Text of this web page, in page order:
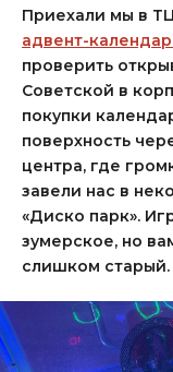
Приехали мы в
адвент-
проверить
Советской в
покупки
поверхность
центра, где
завели нас в
«Диско парк».
зумерское, но
слишком старый.